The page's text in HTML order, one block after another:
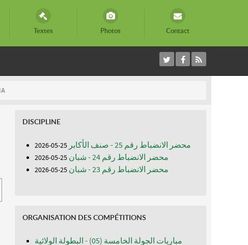
Textes Photos Contact
DISCIPLINE
محضر الانضباط رقم 25 - صنف الأكابر 25-05-2026
محضر الانضباط رقم 24 - شبان 25-05-2026
محضر الانضباط رقم 23 - شبان 25-05-2026
ORGANISATION DES COMPÉTITIONS
مباريات الجولة الخامسة (05) - البطولة الولائية